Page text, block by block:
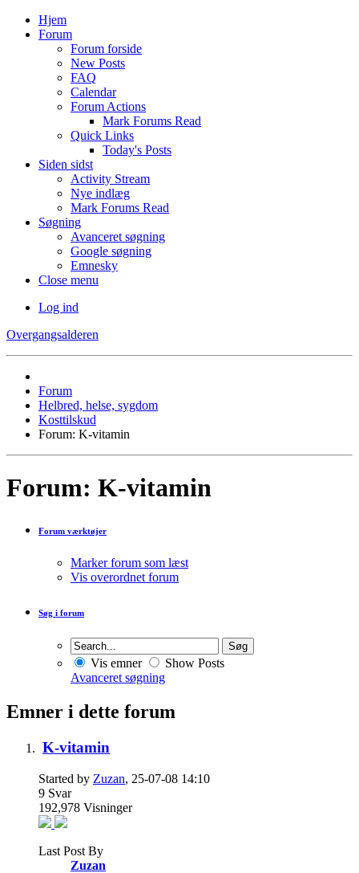
Hjem
Forum
Forum forside
New Posts
FAQ
Calendar
Forum Actions
Mark Forums Read
Quick Links
Today's Posts
Siden sidst
Activity Stream
Nye indlæg
Mark Forums Read
Søgning
Avanceret søgning
Google søgning
Emnesky
Close menu
Log ind
Overgangsalderen
Forum
Helbred, helse, sygdom
Kosttilskud
Forum: K-vitamin
Forum: K-vitamin
Forum værktøjer
Marker forum som læst
Vis overordnet forum
Søg i forum
Vis emner
Show Posts
Avanceret søgning
Emner i dette forum
K-vitamin
Started by Zuzan, 25-07-08 14:10
9 Svar
192,978 Visninger
Last Post By
Zuzan